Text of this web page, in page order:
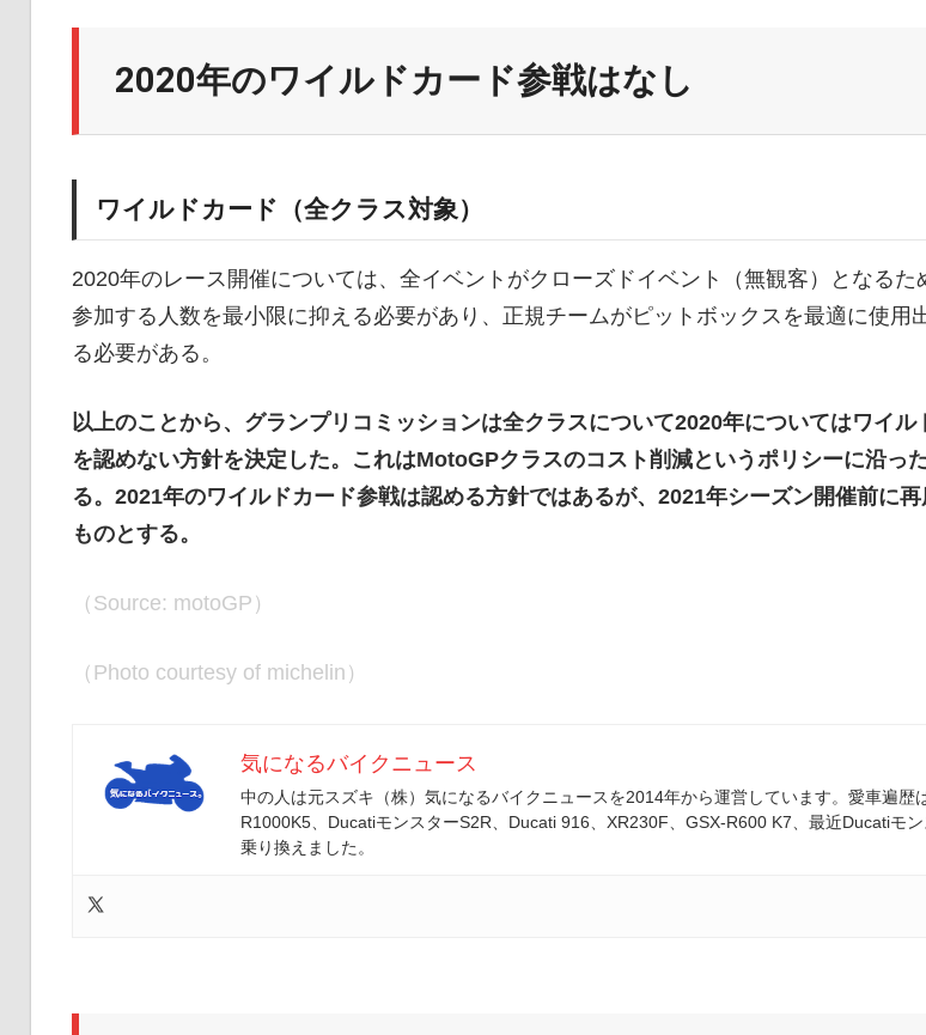
2020年のワイルドカード参戦はなし
ワイルドカード（全クラス対象）
2020年のレース開催については、全イベントがクローズドイベント（無観客）となるた
参加する人数を最小限に抑える必要があり、正規チームがピットボックスを最適に使用
る必要がある。
以上のことから、グランプリコミッションは全クラスについて2020年についてはワイル
を認めない方針を決定した。これはMotoGPクラスのコスト削減というポリシーに沿っ
る。2021年のワイルドカード参戦は認める方針ではあるが、2021年シーズン開催前に再
ものとする。
（Source: motoGP）
（Photo courtesy of michelin）
気になるバイクニュース
中の人は元スズキ（株）気になるバイクニュースを2014年から運営しています。愛車遍歴
R1000K5、DucatiモンスターS2R、Ducati 916、XR230F、GSX-R600 K7、最近Ducatiモ
乗り換えました。